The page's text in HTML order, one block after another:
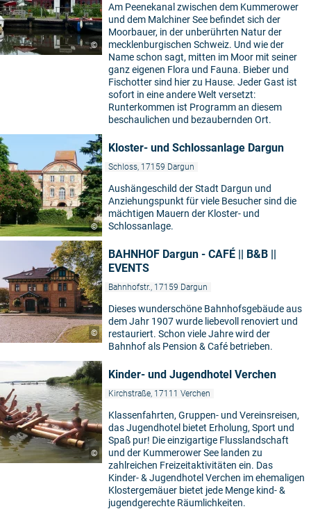
©
Am Peenekanal zwischen dem Kummerower
und dem Malchiner See befindet sich der
Moorbauer, in der unberührten Natur der
mecklenburgischen Schweiz. Und wie der
Name schon sagt, mitten im Moor mit seiner
ganz eigenen Flora und Fauna. Bieber und
Fischotter sind hier zu Hause. Jeder Gast ist
sofort in eine andere Welt versetzt:
Runterkommen ist Programm an diesem
beschaulichen und bezaubernden Ort.
©
Kloster- und Schlossanlage Dargun
Schloss, 17159 Dargun
Aushängeschild der Stadt Dargun und
Anziehungspunkt für viele Besucher sind die
mächtigen Mauern der Kloster- und
Schlossanlage.
©
BAHNHOF Dargun - CAFÉ || B&B ||
EVENTS
Bahnhofstr., 17159 Dargun
Dieses wunderschöne Bahnhofsgebäude aus
dem Jahr 1907 wurde liebevoll renoviert und
restauriert. Schon viele Jahre wird der
Bahnhof als Pension & Café betrieben.
©
Kinder- und Jugendhotel Verchen
Kirchstraße, 17111 Verchen
Klassenfahrten, Gruppen- und Vereinsreisen,
das Jugendhotel bietet Erholung, Sport und
Spaß pur! Die einzigartige Flusslandschaft
und der Kummerower See landen zu
zahlreichen Freizeitaktivitäten ein. Das
Kinder- & Jugendhotel Verchen im ehemaligen
Klostergemäuer bietet jede Menge kind- &
jugendgerechte Räumlichkeiten.